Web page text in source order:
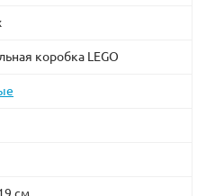
коробка LEGO
см